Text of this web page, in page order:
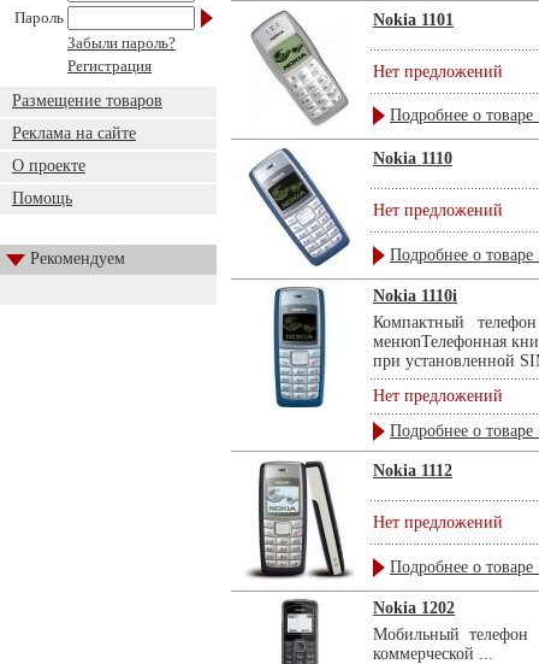
Пароль
Забыли пароль?
Регистрация
Размещение товаров
Реклама на сайте
О проекте
Помощь
Рекомендуем
Nokia 1101
Нет предложений
Подробнее о товаре
Nokia 1110
Нет предложений
Подробнее о товаре
Nokia 1110i
Компактный
менюnТелефонная
при установленной
Нет предложений
Подробнее о товаре
Nokia 1112
Нет предложений
Подробнее о товаре
Nokia 1202
Мобильный телефон
коммерческой ...